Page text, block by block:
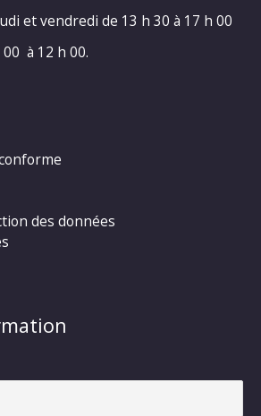
et vendredi de 13 h 30 à 17 h 00
à 12 h 00.
des données